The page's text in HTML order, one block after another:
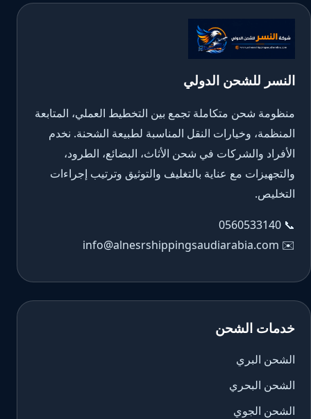
النسر للشحن الدولي
منظومة شحن متكاملة تجمع بين التخطيط العملي، المتابعة
المنظمة، وخيارات النقل المناسبة لطبيعة الشحنة. نخدم
الأفراد والشركات في شحن الأثاث، البضائع، الطرود،
والتجهيزات مع عناية بالتغليف والتوثيق وترتيب إجراءات
التخليص.
📞
0560533140
✉️
info@alnesrshippingsaudiarabia.com
خدمات الشحن
الشحن البري
الشحن البحري
الشحن الجوي